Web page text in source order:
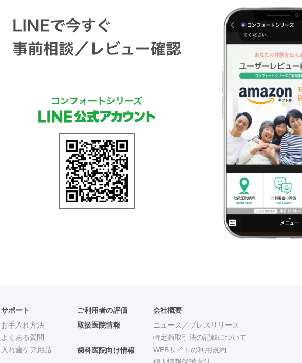
サポート
お手入れ方法
よくある質問
入れ歯ケア用品
ご利用者の評価
取扱医院情報
歯科医院向け情報
会社概要
ニュース／プレスリリース
特定商取引法の記載について
WEBサイトの利用規約